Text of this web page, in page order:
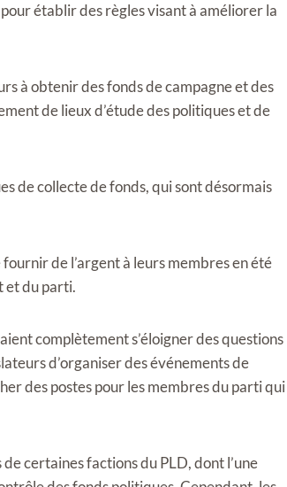
établir des règles visant à améliorer la
à obtenir des fonds de campagne et des
de lieux d’étude des politiques et de
de collecte de fonds, qui sont désormais
de l’argent à leurs membres en été
et du parti.
complètement s’éloigner des questions
d’organiser des événements de
des postes pour les membres du parti qui
certaines factions du PLD, dont l’une